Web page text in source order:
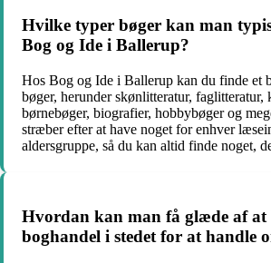
Hvilke typer bøger kan man
Bog og Ide i Ballerup?
Hos Bog og Ide i Ballerup kan du finde et
bøger, herunder skønlitteratur, faglitteratur,
børnebøger, biografier, hobbybøger og
stræber efter at have noget for enhver
aldersgruppe, så du kan altid finde noget,
Hvordan kan man få glæde af at
boghandel i stedet for at handle